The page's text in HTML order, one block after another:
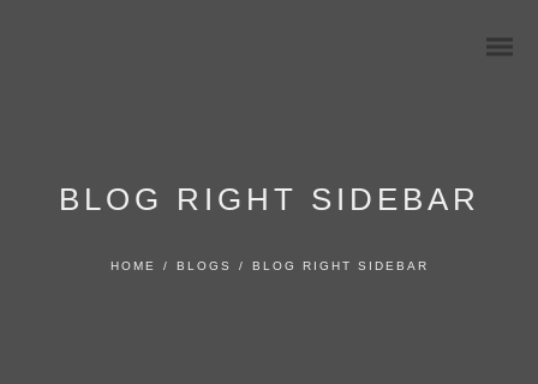
BLOG RIGHT SIDEBAR
HOME / BLOGS / BLOG RIGHT SIDEBAR